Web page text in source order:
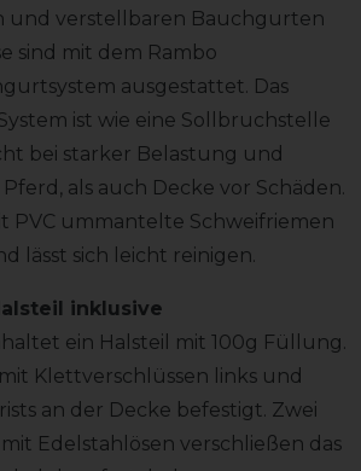
und verstellbaren Bauchgurten
sind mit dem Rambo
ausgestattet. Das
ist wie eine Sollbruchstelle
bei starker Belastung und
als auch Decke vor Schäden.
PVC ummantelte Schweifriemen
lässt sich leicht reinigen.
inklusive
ein Halsteil mit 100g Füllung.
Klettverschlüssen links und
an der Decke befestigt. Zwei
Edelstahlösen verschließen das